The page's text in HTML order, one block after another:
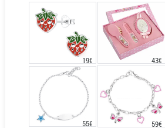
19€ 43€
55€ 59€